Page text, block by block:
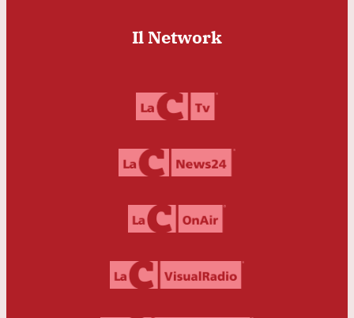
Il Network